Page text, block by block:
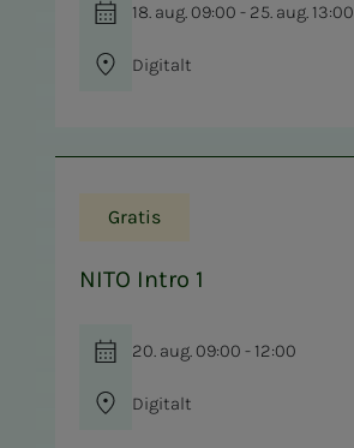
18. aug. 09:00 - 25. aug. 13:00
Digitalt
Gratis
NITO Intro 1
20. aug. 09:00 - 12:00
Digitalt